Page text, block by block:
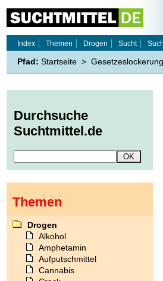
Index
Themen Drogen Sucht
Pfad: Startseite >
Durchsuche
Suchtmittel.de
Themen
Drogen
Alkohol
Amphetamin
Aufputschmittel
Cannabis